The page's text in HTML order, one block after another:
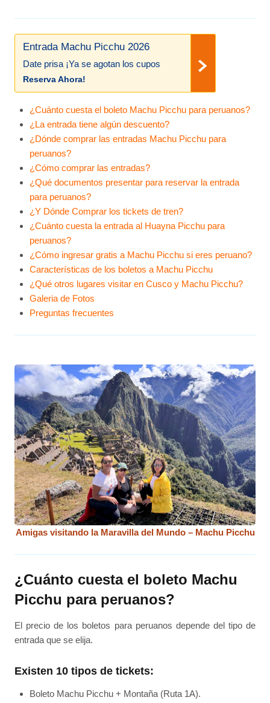
Entrada Machu Picchu 2026
Date prisa ¡Ya se agotan los cupos
Reserva Ahora!
¿Cuánto cuesta el boleto Machu Picchu para peruanos?
¿La entrada tiene algún descuento?
¿Dónde comprar las entradas Machu Picchu para
peruanos?
¿Cómo comprar las entradas?
¿Qué documentos presentar para reservar la entrada
para peruanos?
¿Y Dónde Comprar los tickets de tren?
¿Cuánto cuesta la entrada al Huayna Picchu para
peruanos?
¿Cómo ingresar gratis a Machu Picchu si eres peruano?
Características de los boletos a Machu Picchu
¿Qué otros lugares visitar en Cusco y Machu Picchu?
Galeria de Fotos
Preguntas frecuentes
Amigas visitando la Maravilla del Mundo – Machu Picchu
¿Cuánto cuesta el boleto Machu
Picchu para peruanos?
El precio de los boletos para peruanos depende del tipo de
entrada que se elija.
Existen 10 tipos de tickets:
Boleto Machu Picchu + Montaña (Ruta 1A).